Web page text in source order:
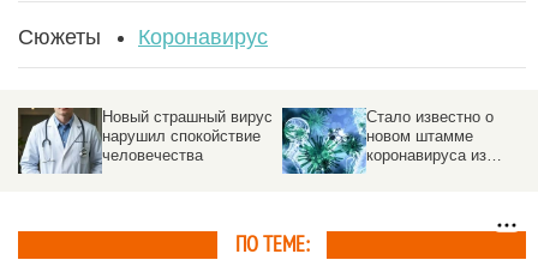
Сюжеты Коронавирус
Новый страшный вирус
нарушил спокойствие
человечества
Стало известно о
новом штамме
коронавируса из
ПО ТЕМЕ: